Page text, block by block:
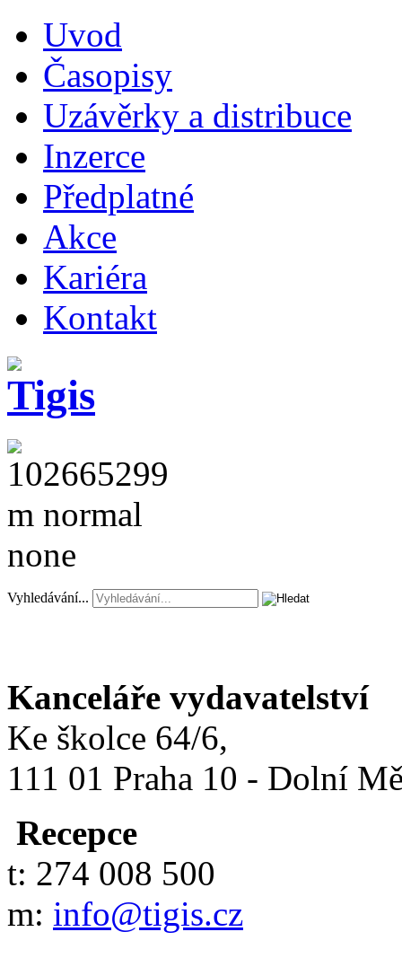
Uvod
Časopisy
Uzávěrky a distribuce
Inzerce
Předplatné
Akce
Kariéra
Kontakt
Vyhledávání...
Kanceláře vydavatelství
Ke školce 64/6,
111 01 Praha 10 - Dolní
Recepce
t: 274 008 500
m: info@tigis.cz